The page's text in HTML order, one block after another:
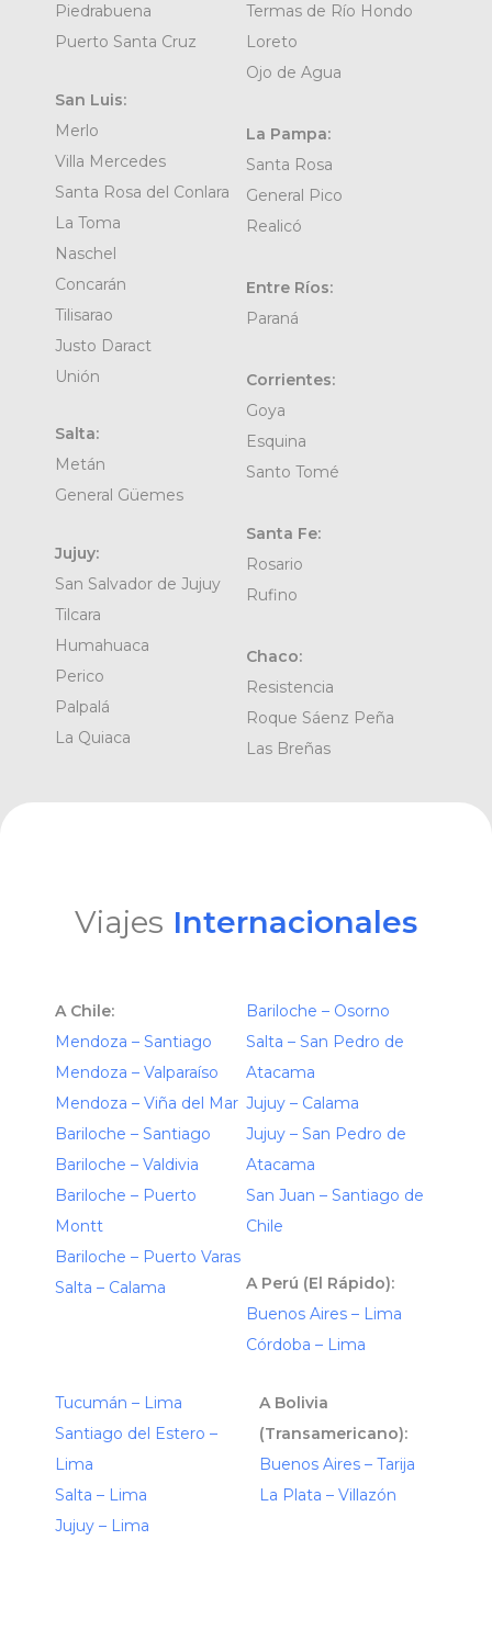
Piedrabuena
Puerto Santa Cruz
San Luis:
Merlo
Villa Mercedes
Santa Rosa del Conlara
La Toma
Naschel
Concarán
Tilisarao
Justo Daract
Unión
Salta:
Metán
General Güemes
Jujuy:
San Salvador de Jujuy
Tilcara
Humahuaca
Perico
Palpalá
La Quiaca
Termas de Río Hondo
Loreto
Ojo de Agua
La Pampa:
Santa Rosa
General Pico
Realicó
Entre Ríos:
Paraná
Corrientes:
Goya
Esquina
Santo Tomé
Santa Fe:
Rosario
Rufino
Chaco:
Resistencia
Roque Sáenz Peña
Las Breñas
Viajes Internacionales
A Chile:
Mendoza – Santiago
Mendoza – Valparaíso
Mendoza – Viña del Mar
Bariloche – Santiago
Bariloche – Valdivia
Bariloche – Puerto
Montt
Bariloche – Puerto Varas
Salta – Calama
Bariloche – Osorno
Salta – San Pedro de
Atacama
Jujuy – Calama
Jujuy – San Pedro de
Atacama
San Juan – Santiago de
Chile
A Perú (El Rápido):
Buenos Aires – Lima
Córdoba – Lima
Tucumán – Lima
Santiago del Estero –
Lima
Salta – Lima
Jujuy – Lima
A Bolivia
(Transamericano):
Buenos Aires – Tarija
La Plata – Villazón